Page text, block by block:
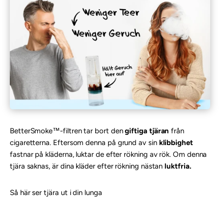
BetterSmoke™-filtren tar bort dengiftiga tjäran från
cigaretterna. Eftersom denna på grund av sin klibbighet
fastnar på kläderna, luktar de efter rökning av rök. Om denna
tjära saknas, är dina kläder efter rökning nästanluktfria.
Så här ser tjära ut i din lunga